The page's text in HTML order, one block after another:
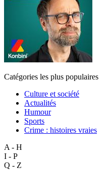
Catégories les plus populaires
Culture et société
Actualités
Humour
Sports
Crime : histoires vraies
A - H
I - P
Q - Z